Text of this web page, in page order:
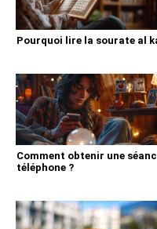
Pourquoi lire la sourate al
Comment obtenir une
téléphone ?